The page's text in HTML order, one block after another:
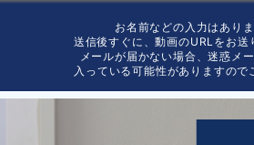
お名前などの入力はありま
送信後すぐに、動画のURLをお送
メールが届かない場合、迷惑メ
入っている可能性がありますので